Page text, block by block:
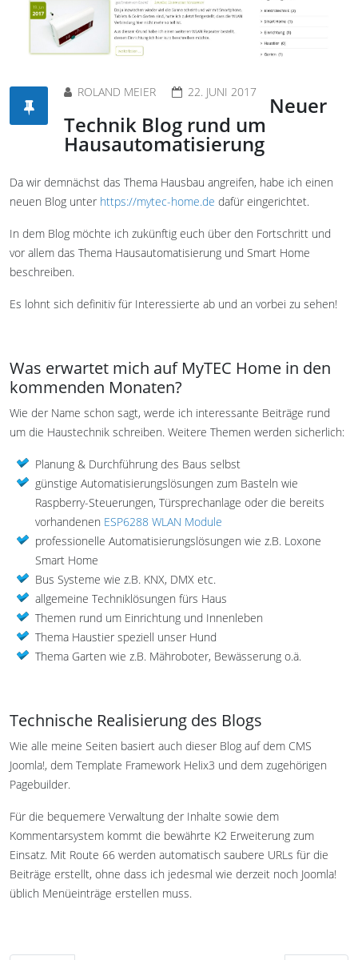
ROLAND MEIER 22. JUNI 2017
Neuer
Technik Blog rund um
Hausautomatisierung
Da wir demnächst das Thema Hausbau angreifen, habe ich einen
neuen Blog unter https://mytec-home.de dafür eingerichtet.
In dem Blog möchte ich zukünftig euch über den Fortschritt und
vor allem das Thema Hausautomatisierung und Smart Home
beschreiben.
Es lohnt sich definitiv für Interessierte ab und an vorbei zu sehen!
Was erwartet mich auf MyTEC Home in den
kommenden Monaten?
Wie der Name schon sagt, werde ich interessante Beiträge rund
um die Haustechnik schreiben. Weitere Themen werden sicherlich:
Planung & Durchführung des Baus selbst
günstige Automatisierungslösungen zum Basteln wie
Raspberry-Steuerungen, Türsprechanlage oder die bereits
vorhandenen ESP6288 WLAN Module
professionelle Automatisierungslösungen wie z.B. Loxone
Smart Home
Bus Systeme wie z.B. KNX, DMX etc.
allgemeine Techniklösungen fürs Haus
Themen rund um Einrichtung und Innenleben
Thema Haustier speziell unser Hund
Thema Garten wie z.B. Mähroboter, Bewässerung o.ä.
Technische Realisierung des Blogs
Wie alle meine Seiten basiert auch dieser Blog auf dem CMS
Joomla!, dem Template Framework Helix3 und dem zugehörigen
Pagebuilder.
Für die bequemere Verwaltung der Inhalte sowie dem
Kommentarsystem kommt die bewährte K2 Erweiterung zum
Einsatz. Mit Route 66 werden automatisch saubere URLs für die
Beiträge erstellt, ohne dass ich jedesmal wie derzeit noch Joomla!
üblich Menüeinträge erstellen muss.